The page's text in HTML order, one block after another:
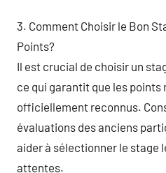
3. Comment Choisir le Bon
Points?
Il est crucial de choisir un
ce qui garantit que les
officiellement reconnus.
évaluations des anciens
aider à sélectionner le stage
attentes.